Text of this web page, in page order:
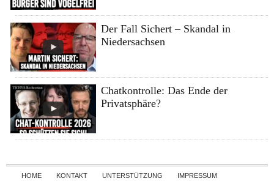
Der Fall Sichert – Skandal in
Niedersachsen
Chatkontrolle: Das Ende der
Privatsphäre?
Skip to content
HOME KONTAKT UNTERSTÜTZUNG IMPRESSUM